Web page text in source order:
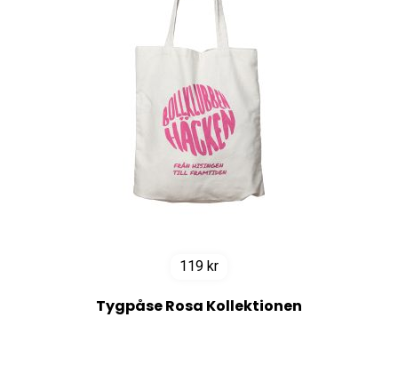
119 kr
Tygpåse Rosa Kollektionen